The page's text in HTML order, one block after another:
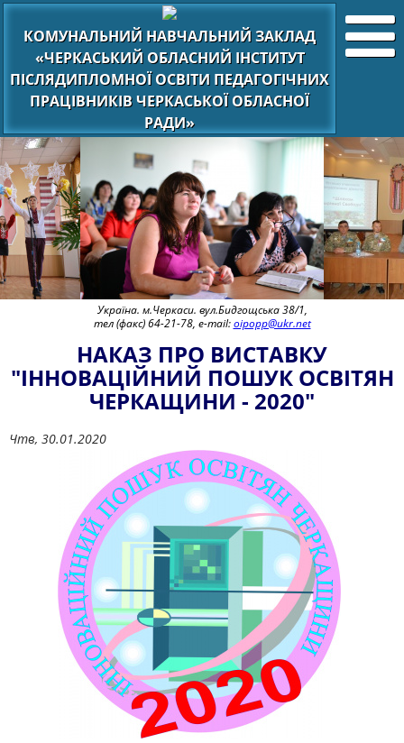
КОМУНАЛЬНИЙ НАВЧАЛЬНИЙ ЗАКЛАД
«ЧЕРКАСЬКИЙ ОБЛАСНИЙ ІНСТИТУТ
ПІСЛЯДИПЛОМНОЇ ОСВІТИ ПЕДАГОГІЧНИХ
ПРАЦІВНИКІВ ЧЕРКАСЬКОЇ ОБЛАСНОЇ
РАДИ»
Україна. м.Черкаси. вул.Бидгощська 38/1,
тел (факс) 64-21-78, e-mail:oipopp@ukr.net
НАКАЗ ПРО ВИСТАВКУ
"ІННОВАЦІЙНИЙ ПОШУК ОСВІТЯН
ЧЕРКАЩИНИ - 2020"
Чтв, 30.01.2020